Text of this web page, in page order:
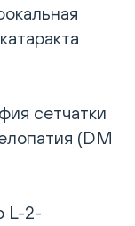
сетчатки
(DM
L-2-